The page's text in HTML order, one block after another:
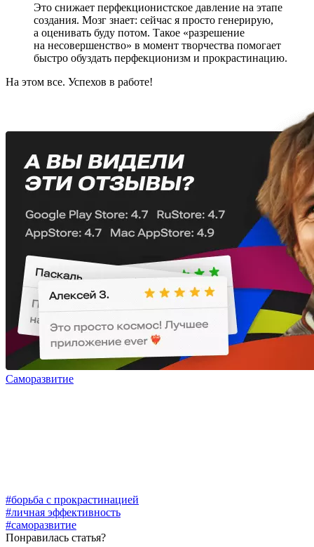
Это снижает перфекционистское давление на этапе
создания. Мозг знает: сейчас я просто генерирую,
а оценивать буду потом. Такое «разрешение
на несовершенство» в момент творчества помогает
быстро обуздать перфекционизм и прокрастинацию.
На этом все. Успехов в работе!
Саморазвитие
#борьба с прокрастинацией
#личная эффективность
#саморазвитие
Понравилась статья?